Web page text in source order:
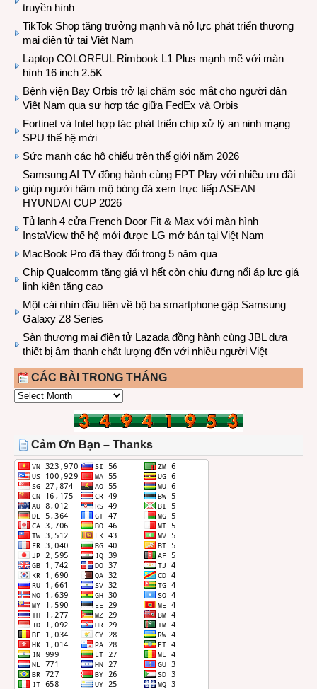
truyền hình
TikTok Shop tăng trưởng mạnh và nỗ lực phát triển thương
mại điện tử tại Việt Nam
Laptop COLORFUL Rimbook L1 Plus mạnh mẽ với màn
hình 16 inch 2.5K
Bệnh viện Bay Orbis trở lại chăm sóc mắt cho người dân
Việt Nam qua sự hợp tác giữa FedEx và Orbis
Fortinet và Intel hợp tác phát triển chip xử lý an ninh mạng
SPU thế hệ mới
Sức mạnh các hộ chiếu trên thế giới năm 2026
Samsung AI TV đồng hành cùng FPT Play với nhiều ưu đãi
giúp người hâm mộ bóng đá xem trực tiếp ASEAN
HYUNDAI CUP 2026
Tủ lạnh 4 cửa French Door Fit & Max với màn hình
InstaView thế hệ mới được LG mở bán tại Việt Nam
MacBook Pro đã thay đổi trong 5 năm qua
Chip Qualcomm tăng giá vì hết còn chịu đựng nổi áp lực giá
linh kiện tăng cao
Một cái nhìn đầu tiên về bộ ba smartphone gập Samsung
Galaxy Z8 Series
Sàn thương mại điện tử Lazada đồng hành cùng JBL dưa
thiết bị âm thanh chất lượng đến với nhiều người Việt
CÁC BÀI TRONG THÁNG
CÁC
THÁNG
Cảm Ơn Bạn – Thanks